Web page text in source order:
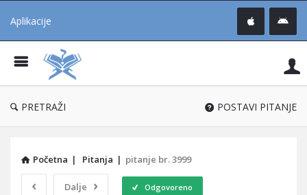
Aplikacije
®
PRETRAŽI POSTAVI PITANJE
Početna | Pitanja | pitanje br. 3999
Dalje Odgovoreno